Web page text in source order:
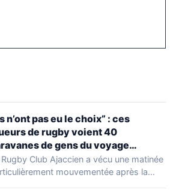
n’ont pas eu le choix” : ces
de rugby voient 40
de gens du voyage
dans leur stade, ils les
en moins d’1 heure
Rugby Club Ajaccien a vécu une matinée
mouvementée après la